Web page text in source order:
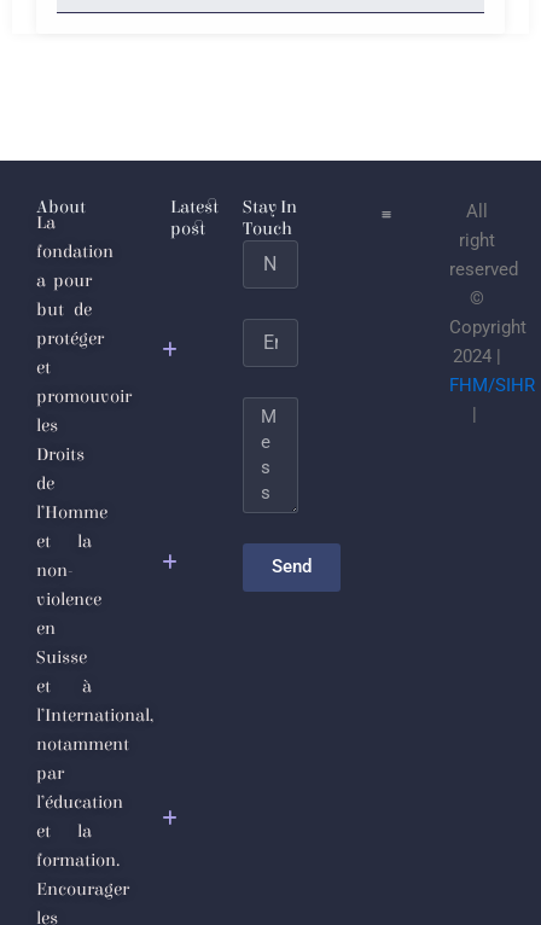
About
La
fondation
a pour
but de
protéger
et
promouvoir
les
Droits
de
l’Homme
et la
non-
violence
en
Suisse
et à
l’International,
notamment
par
l’éducation
et la
formation.
Encourager
les
Latest
post
L’Étaticule
joulanesque
ou les
sécrétions
totalitarisme
djihadiste
nettoyage
sectaire
comme
Stay In
Touch
Message
Send
All
right
reserved
©
Copyright
2024 |
FHM/SIHR
|